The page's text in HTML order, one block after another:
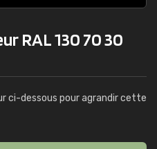
RAL 130 70 30
ci-dessous pour agrandir cette